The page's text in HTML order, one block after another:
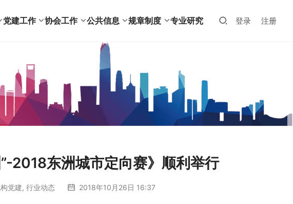
党建工作 协会工作 公共信息 规章制度 专业研究 登录 注册
”-2018东洲城市定向赛》顺利举行
党建, 行业动态 2018年10月26日 16:37